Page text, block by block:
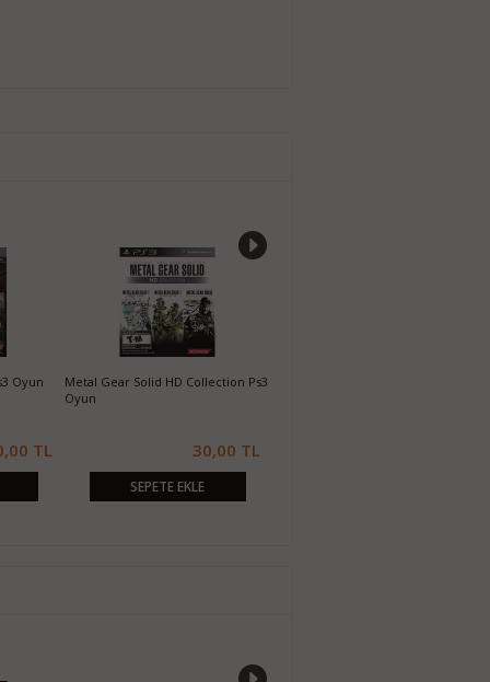
Oyun
TL
Metal Gear Solid HD Collection Ps3
Oyun
30,00 TL
SEPETE EKLE